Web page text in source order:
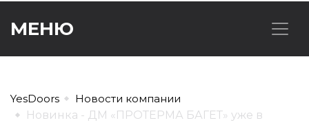
МЕНЮ
YesDoors
Новости компании
Новинка - ДМ «ПРОТЕРМА БАГЕТ» уже в